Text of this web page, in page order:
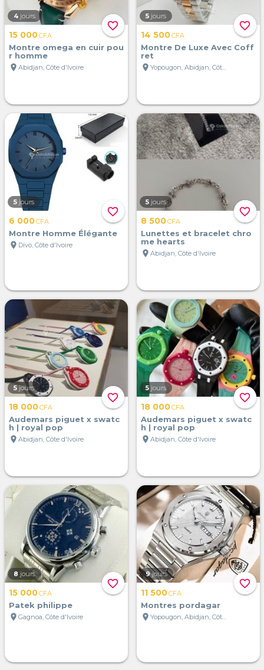
favorite_border
4 jours
15 000CFA
Montre omega en cuir pou
r homme
location_on Abidjan, Côte d'Ivoire
favorite_border
5 jours
14 500CFA
Montre De Luxe Avec Coff
ret
location_on
Yopougon, Abidjan, Côte d'Ivoire
favorite_border
5 jours
6 000CFA
Montre Homme Élégante
location_on Divo, Côte d'Ivoire
favorite_border
5 jours
8 500CFA
Lunettes et bracelet chro
me hearts
location_on Abidjan, Côte d'Ivoire
favorite_border
5 jours
18 000CFA
Audemars piguet x swatc
h | royal pop
location_on Abidjan, Côte d'Ivoire
favorite_border
5 jours
18 000CFA
Audemars piguet x swatc
h | royal pop
location_on Abidjan, Côte d'Ivoire
favorite_border
8 jours
15 000CFA
Patek philippe
location_on Gagnoa, Côte d'Ivoire
favorite_border
9 jours
11 500CFA
Montres pordagar
location_on
Yopougon, Abidjan, Côte d'Ivoire